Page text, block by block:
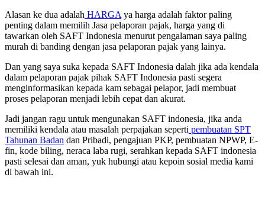
Alasan ke dua adalah HARGA ya harga adalah faktor paling
penting dalam memilih Jasa pelaporan pajak, harga yang di
tawarkan oleh SAFT Indonesia menurut pengalaman saya paling
murah di banding dengan jasa pelaporan pajak yang lainya.
Dan yang saya suka kepada SAFT Indonesia dalah jika ada kendala
dalam pelaporan pajak pihak SAFT Indonesia pasti segera
menginformasikan kepada kam sebagai pelapor, jadi membuat
proses pelaporan menjadi lebih cepat dan akurat.
Jadi jangan ragu untuk mengunakan SAFT indonesia, jika anda
memiliki kendala atau masalah perpajakan seperti pembuatan SPT
Tahunan Badan dan Pribadi, pengajuan PKP, pembuatan NPWP, E-
fin, kode biling, neraca laba rugi, serahkan kepada SAFT indonesia
pasti selesai dan aman, yuk hubungi atau kepoin sosial media kami
di bawah ini.